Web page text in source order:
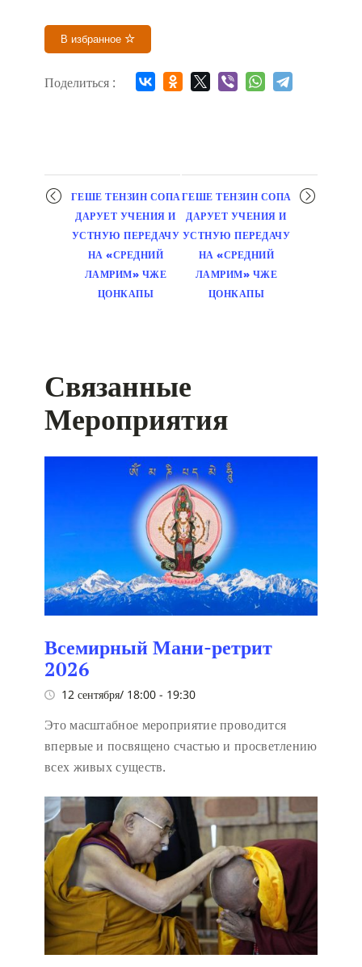
В избранное
Поделиться :
Мероприятие
навигация
ГЕШЕ ТЕНЗИН СОПА
ДАРУЕТ УЧЕНИЯ И
УСТНУЮ ПЕРЕДАЧУ
НА «СРЕДНИЙ
ЛАМРИМ» ЧЖЕ
ЦОНКАПЫ
ГЕШЕ ТЕНЗИН СОПА
ДАРУЕТ УЧЕНИЯ И
УСТНУЮ ПЕРЕДАЧУ
НА «СРЕДНИЙ
ЛАМРИМ» ЧЖЕ
ЦОНКАПЫ
Связанные
Мероприятия
Всемирный Мани-ретрит
2026
12 сентября/ 18:00 - 19:30
Это масштабное мероприятие проводится
впервые и посвящено счастью и просветлению
всех живых существ.